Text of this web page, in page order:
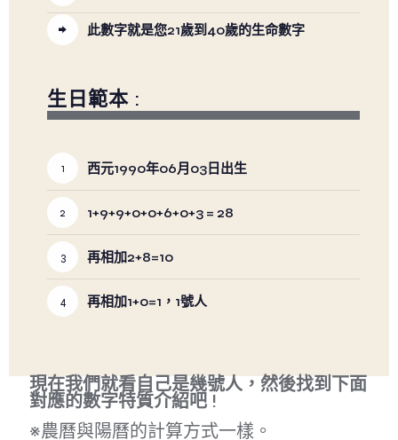
此數字就是您21歲到40歲的生命數字
生日範本 :
西元1990年06月03日出生
1+9+9+0+0+6+0+3 = 28
再相加2+8=10
再相加1+0=1，1號人
現在我們就看自己是幾號人，然後找到下面
對應的數字特質介紹吧 !
※農曆與陽曆的計算方式一樣。